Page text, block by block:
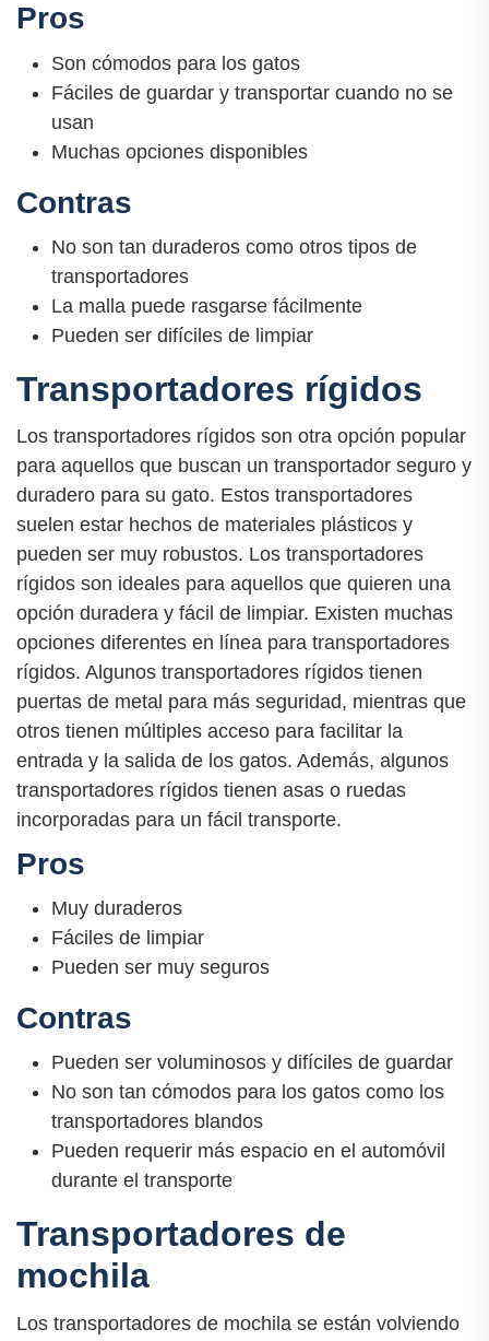
Pros
Son cómodos para los gatos
Fáciles de guardar y transportar cuando no se
usan
Muchas opciones disponibles
Contras
No son tan duraderos como otros tipos de
transportadores
La malla puede rasgarse fácilmente
Pueden ser difíciles de limpiar
Transportadores rígidos
Los transportadores rígidos son otra opción popular
para aquellos que buscan un transportador seguro y
duradero para su gato. Estos transportadores
suelen estar hechos de materiales plásticos y
pueden ser muy robustos. Los transportadores
rígidos son ideales para aquellos que quieren una
opción duradera y fácil de limpiar. Existen muchas
opciones diferentes en línea para transportadores
rígidos. Algunos transportadores rígidos tienen
puertas de metal para más seguridad, mientras que
otros tienen múltiples acceso para facilitar la
entrada y la salida de los gatos. Además, algunos
transportadores rígidos tienen asas o ruedas
incorporadas para un fácil transporte.
Pros
Muy duraderos
Fáciles de limpiar
Pueden ser muy seguros
Contras
Pueden ser voluminosos y difíciles de guardar
No son tan cómodos para los gatos como los
transportadores blandos
Pueden requerir más espacio en el automóvil
durante el transporte
Transportadores de
mochila
Los transportadores de mochila se están volviendo